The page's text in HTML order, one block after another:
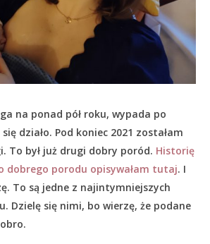
na ponad pół roku, wypada po
działo. Pod koniec 2021 zostałam
To był już drugi dobry poród. Historię
dobrego porodu opisywałam tutaj. I
To są jedne z najintymniejszych
Dzielę się nimi, bo wierzę, że podane